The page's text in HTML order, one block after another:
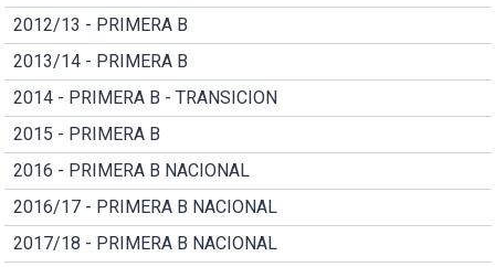
2012/13 - PRIMERA B
2013/14 - PRIMERA B
2014 - PRIMERA B - TRANSICION
2015 - PRIMERA B
2016 - PRIMERA B NACIONAL
2016/17 - PRIMERA B NACIONAL
2017/18 - PRIMERA B NACIONAL